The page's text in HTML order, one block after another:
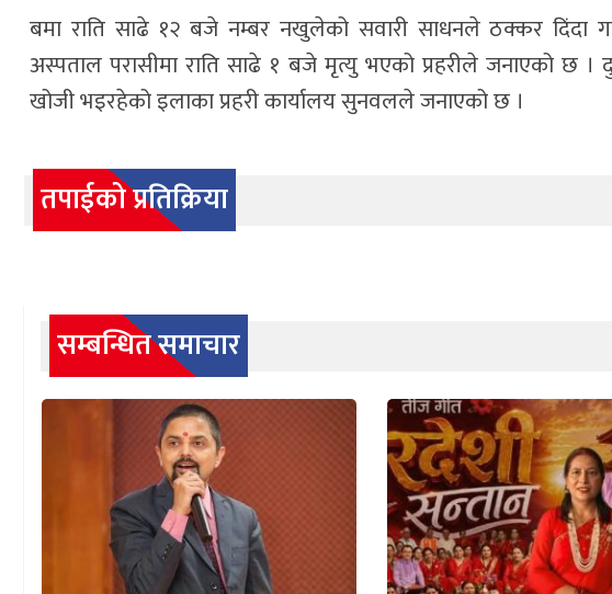
बमा राति साढे १२ बजे नम्बर नखुलेको सवारी साधनले ठक्कर दिंदा
अस्पताल परासीमा राति साढे १ बजे मृत्यु भएको प्रहरीले जनाएको छ ।
खोजी भइरहेको इलाका प्रहरी कार्यालय सुनवलले जनाएको छ ।
तपाईको प्रतिक्रिया
सम्बन्धित समाचार